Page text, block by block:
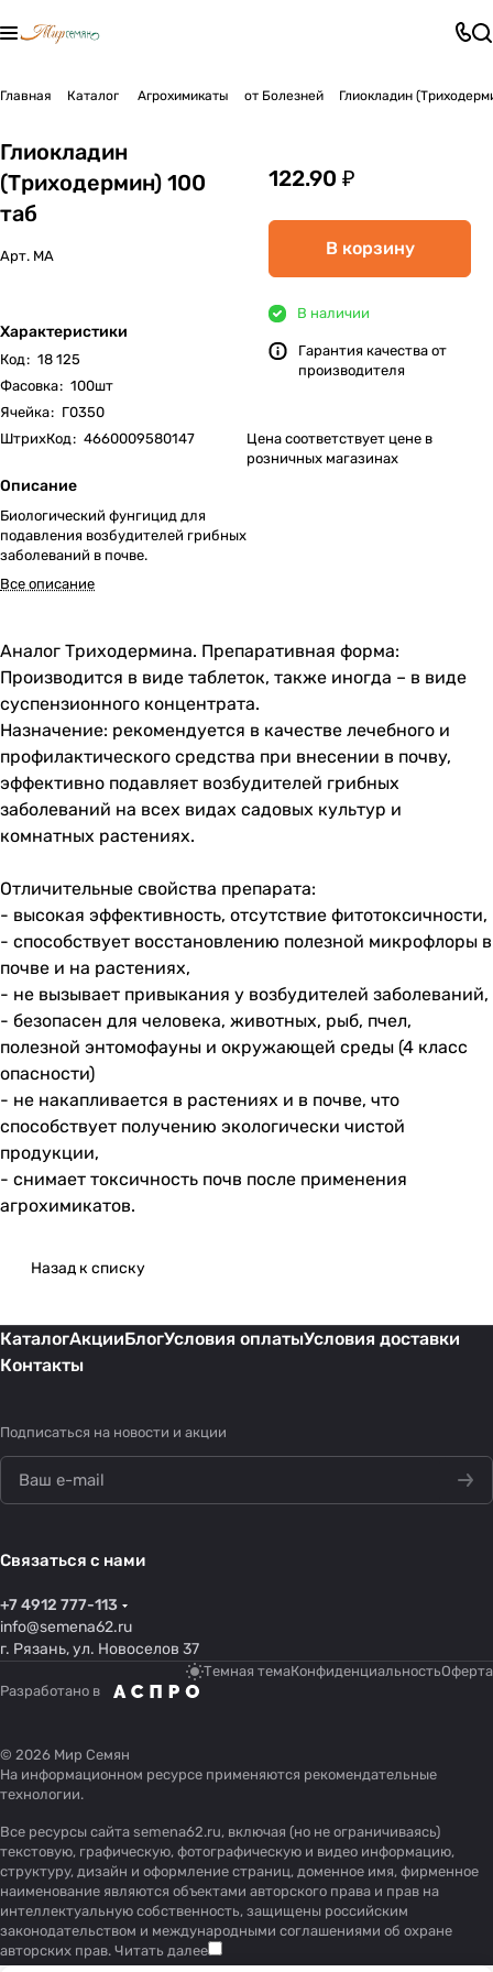
Главная Каталог Агрохимикаты от Болезней Глиокладин
Глиокладин
(Триходермин) 100
таб
Арт. МА
Характеристики
Код: 18 125
Фасовка: 100шт
Ячейка: Г0350
ШтрихКод: 4660009580147
Описание
Биологический фунгицид для
подавления возбудителей грибных
заболеваний в почве.
Все описание
122.90 ₽
В корзину
В наличии
Гарантия качества от
производителя
Цена соответствует цене в
розничных магазинах
Аналог Триходермина. Препаративная форма:
Производится в виде таблеток, также иногда – в виде
суспензионного концентрата.
Назначение: рекомендуется в качестве лечебного и
профилактического средства при внесении в почву,
эффективно подавляет возбудителей грибных
заболеваний на всех видах садовых культур и
комнатных растениях.
Отличительные свойства препарата:
- высокая эффективность, отсутствие фитотоксичности,
- способствует восстановлению полезной микрофлоры в
почве и на растениях,
- не вызывает привыкания у возбудителей заболеваний,
- безопасен для человека, животных, рыб, пчел,
полезной энтомофауны и окружающей среды (4 класс
опасности)
- не накапливается в растениях и в почве, что
способствует получению экологически чистой
продукции,
- снимает токсичность почв после применения
агрохимикатов.
Назад к списку
КаталогАкцииБлогУсловия оплатыУсловия доставки
Контакты
Подписаться на новости и акции
Связаться с нами
+7 4912 777-113
info@semena62.ru
г. Рязань, ул. Новоселов 37
Темная темаКонфиденциальностьОферта
Разработано в
© 2026 Мир Семян
На информационном ресурсе применяются рекомендательные
технологии.
Все ресурсы сайта semena62.ru, включая (но не ограничиваясь)
текстовую, графическую, фотографическую и видео информацию,
структуру, дизайн и оформление страниц, доменное имя, фирменное
наименование являются объектами авторского права и прав на
интеллектуальную собственность, защищены российским
законодательством и международными соглашениями об охране
авторских прав. Читать далее